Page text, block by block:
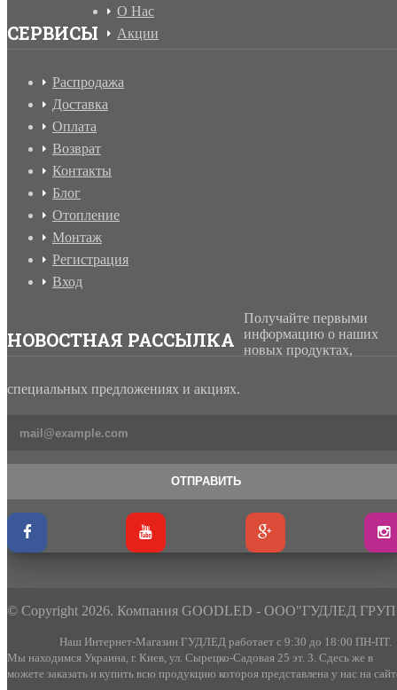
СЕРВИСЫ
О Нас
Акции
Распродажа
Доставка
Оплата
Возврат
Контакты
Блог
Отопление
Монтаж
Регистрация
Вход
НОВОСТНАЯ РАССЫЛКА
Получайте первыми
информацию о наших
новых продуктах,
специальных предложениях и акциях.
ОТПРАВИТЬ
© Copyright 2026. Компания GOODLED - ООО"ГУДЛЕД
Наш Интернет-Магазин ГУДЛЕД работает с 9:30 до 18:00 ПН-ПТ.
Мы находимся Украина, г. Киев, ул. Сырецко-Садовая 25 эт. 3. Сдесь же в
можете заказать и купить всю продукцию котороя представлена у нас на